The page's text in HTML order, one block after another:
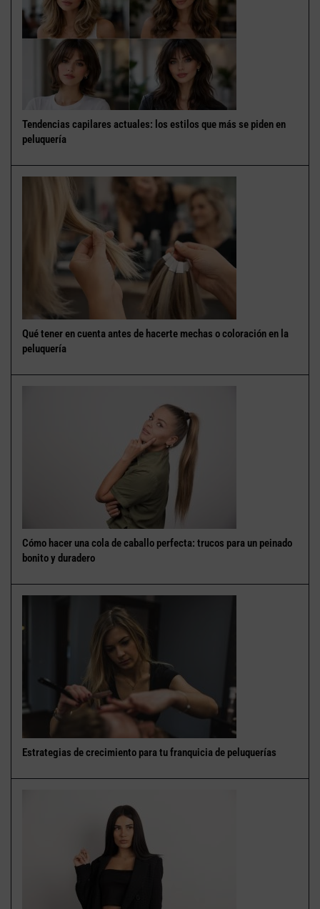
Tendencias capilares actuales: los estilos que más se piden en
peluquería
Qué tener en cuenta antes de hacerte mechas o coloración en la
peluquería
Cómo hacer una cola de caballo perfecta: trucos para un peinado
bonito y duradero
Estrategias de crecimiento para tu franquicia de peluquerías